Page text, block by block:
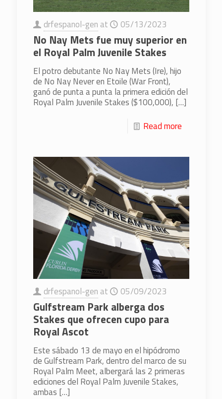
drfespanol-gen at 05/13/2023
No Nay Mets fue muy superior en
el Royal Palm Juvenile Stakes
El potro debutante No Nay Mets (Ire), hijo
de No Nay Never en Etoile (War Front),
ganó de punta a punta la primera edición del
Royal Palm Juvenile Stakes ($100,000), […]
Read more
drfespanol-gen at 05/09/2023
Gulfstream Park alberga dos
Stakes que ofrecen cupo para
Royal Ascot
Este sábado 13 de mayo en el hipódromo
de Gulfstream Park, dentro del marco de su
Royal Palm Meet, albergará las 2 primeras
ediciones del Royal Palm Juvenile Stakes,
ambas […]